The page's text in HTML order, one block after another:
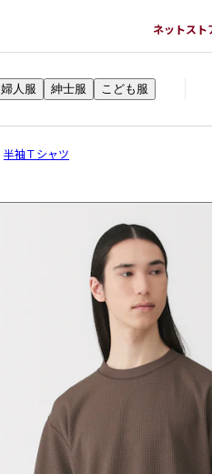
ネットスト
婦人服 紳士服 こども服
半袖Ｔシャツ